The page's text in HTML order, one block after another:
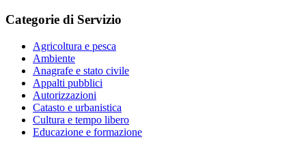
Categorie di Servizio
Agricoltura e pesca
Ambiente
Anagrafe e stato civile
Appalti pubblici
Autorizzazioni
Catasto e urbanistica
Cultura e tempo libero
Educazione e formazione